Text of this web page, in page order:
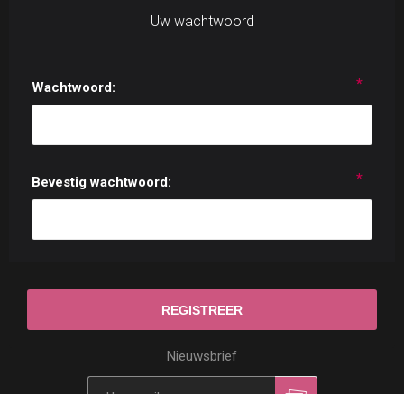
Uw wachtwoord
Wachtwoord: *
Bevestig wachtwoord: *
Nieuwsbrief